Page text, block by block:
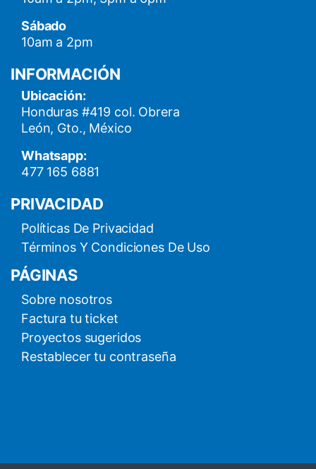
Sábado
10am a 2pm
INFORMACIÓN
Ubicación:
Honduras #419 col. Obrera
León, Gto., México
Whatsapp:
477 165 6881
PRIVACIDAD
Políticas De Privacidad
Términos Y Condiciones De Uso
PÁGINAS
Sobre nosotros
Factura tu ticket
Proyectos sugeridos
Restablecer tu contraseña